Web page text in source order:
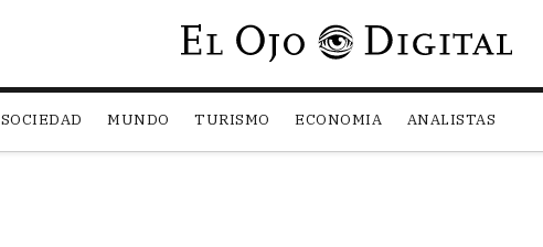
Pasar al contenido principal
SOCIEDAD MUNDO TURISMO ECONOMIA ANALISTAS